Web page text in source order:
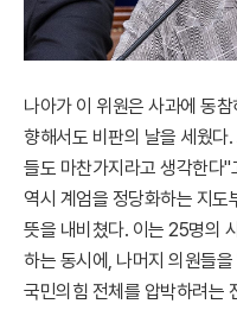
나아가 이 위원은 사과에 동
향해서도 비판의 날을 세웠다
들도 마찬가지라고 생각한다
역시 계엄을 정당화하는 지도
뜻을 내비쳤다. 이는 25명의
하는 동시에, 나머지 의원들
국민의힘 전체를 압박하려는